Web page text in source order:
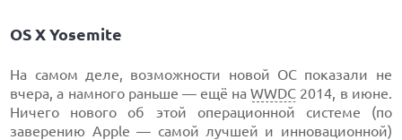
OS X Yosemite
На самом деле, возможности новой ОС показали не
вчера, а намного раньше — ещё наWWDC 2014, в июне.
Ничего нового об этой операционной системе (по
заверению Apple — самой лучшей и инновационной)